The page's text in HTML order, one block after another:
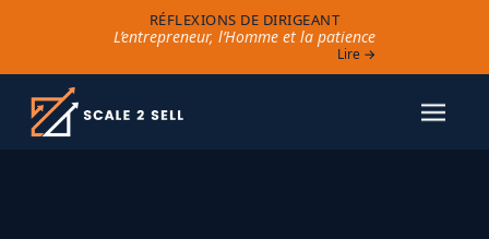
RÉFLEXIONS DE DIRIGEANT
L’entrepreneur, l’Homme et la patience
Lire →